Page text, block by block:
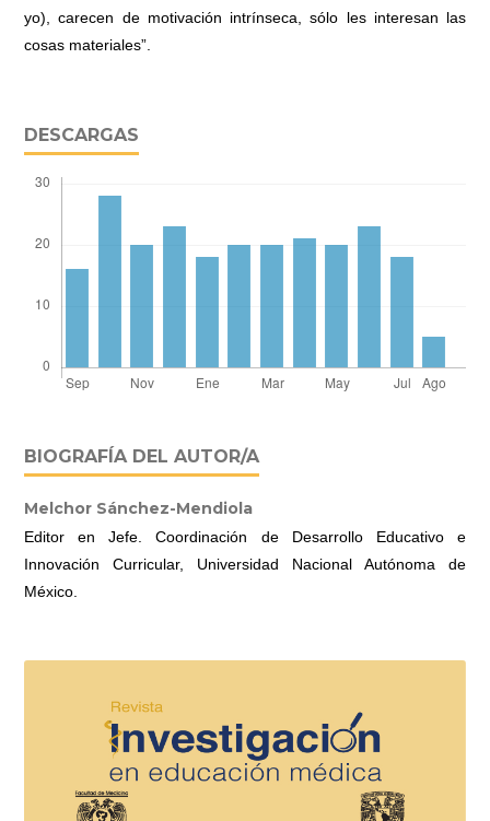
yo), carecen de motivación intrínseca, sólo les interesan las
cosas materiales”.
DESCARGAS
BIOGRAFÍA DEL AUTOR/A
Melchor Sánchez-Mendiola
Editor en Jefe. Coordinación de Desarrollo Educativo e
Innovación Curricular, Universidad Nacional Autónoma de
México.